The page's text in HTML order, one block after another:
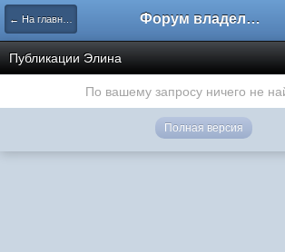
← На главную Форум владельцев интернет-магазинов
Публикации Элина
По вашему запросу ничего не
Полная версия